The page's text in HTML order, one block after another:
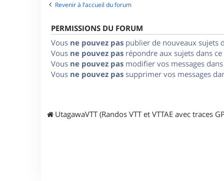
Revenir à l’accueil du forum
PERMISSIONS DU FORUM
Vous ne pouvez pas publier de nouveaux sujets
Vous ne pouvez pas répondre aux sujets dans
Vous ne pouvez pas modifier vos messages
Vous ne pouvez pas supprimer vos messages
UtagawaVTT (Randos VTT et VTTAE avec traces